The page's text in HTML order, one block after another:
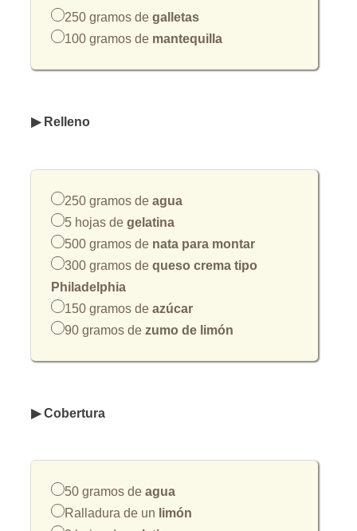
250 gramos de galletas
100 gramos de mantequilla
▶ Relleno
250 gramos de agua
5 hojas de gelatina
500 gramos de nata para montar
300 gramos de queso crema tipo
Philadelphia
150 gramos de azúcar
90 gramos de zumo de limón
▶ Cobertura
50 gramos de agua
Ralladura de un limón